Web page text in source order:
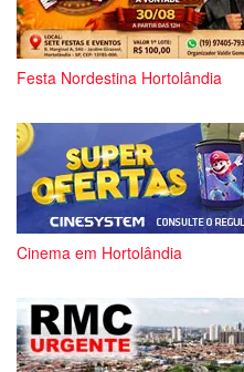
Festa Nordestina Hortolândia
Cinema em Hortolândia